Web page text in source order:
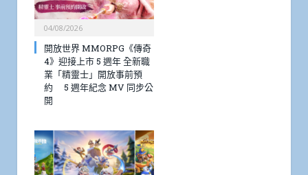
04/08/2026
開放世界 MMORPG《傳奇
4》迎接上市 5 週年 全新職
業「精靈士」開放事前預
約 5 週年紀念 MV 同步公
開